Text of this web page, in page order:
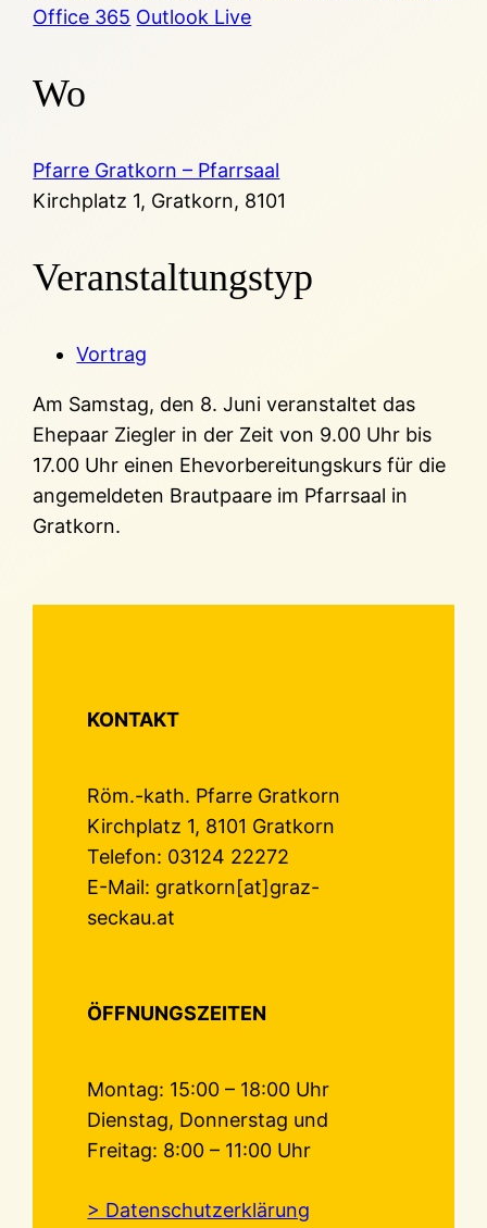
Office 365 Outlook Live
Wo
Pfarre Gratkorn – Pfarrsaal
Kirchplatz 1, Gratkorn, 8101
Veranstaltungstyp
Vortrag
Am Samstag, den 8. Juni veranstaltet das
Ehepaar Ziegler in der Zeit von 9.00 Uhr bis
17.00 Uhr einen Ehevorbereitungskurs für die
angemeldeten Brautpaare im Pfarrsaal in
Gratkorn.
KONTAKT
Röm.-kath. Pfarre Gratkorn
Kirchplatz 1, 8101 Gratkorn
Telefon: 03124 22272
E-Mail: gratkorn[at]graz-
seckau.at
ÖFFNUNGSZEITEN
Montag: 15:00 – 18:00 Uhr
Dienstag, Donnerstag und
Freitag: 8:00 – 11:00 Uhr
> Datenschutzerklärung